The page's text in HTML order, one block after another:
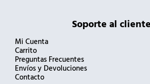
Soporte al cliente
Mi Cuenta
Carrito
Preguntas Frecuentes
Envíos y Devoluciones
Contacto